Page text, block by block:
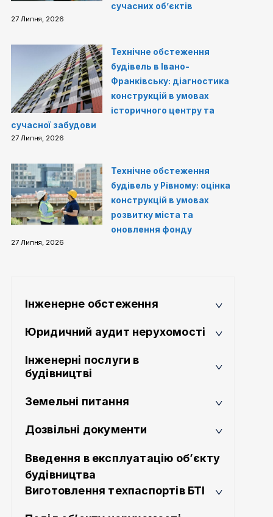
сучасних об’єктів
27 Липня, 2026
Технічне обстеження
будівель в Івано-
Франківську: діагностика
конструкцій в умовах
історичного центру та
сучасної забудови
27 Липня, 2026
Технічне обстеження
будівель у Рівному: оцінка
конструкцій в умовах
розвитку міста та
оновлення фонду
27 Липня, 2026
Інженерне обстеження
Юридичний аудит нерухомості
Інженерні послуги в
будівництві
Земельні питання
Дозвільні документи
Введення в експлуатацію об’єкту
будівництва
Виготовлення техпаспортів БТІ